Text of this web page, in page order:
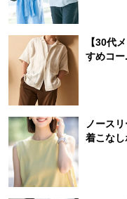
【30代
すめコー
ノース
着こなし